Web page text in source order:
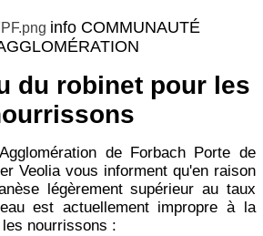
info COMMUNAUTÉ
du robinet pour les
de Forbach Porte de
Veolia vous informent qu'en raison
légèrement supérieur au taux
est actuellement impropre à la
nourrissons :